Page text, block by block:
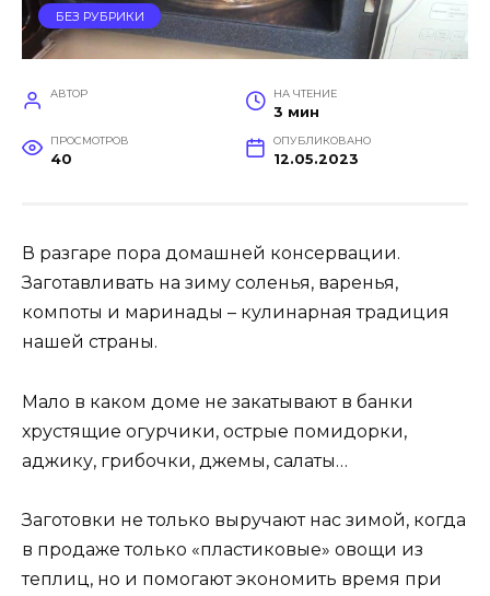
БЕЗ РУБРИКИ
АВТОР НА ЧТЕНИЕ
3 мин
ПРОСМОТРОВ
40
ОПУБЛИКОВАНО
12.05.2023
В разгаре пора домашней консервации.
Заготавливать на зиму соленья, варенья,
компоты и маринады – кулинарная традиция
нашей страны.
Мало в каком доме не закатывают в банки
хрустящие огурчики, острые помидорки,
аджику, грибочки, джемы, салаты…
Заготовки не только выручают нас зимой, когда
в продаже только «пластиковые» овощи из
теплиц, но и помогают экономить время при